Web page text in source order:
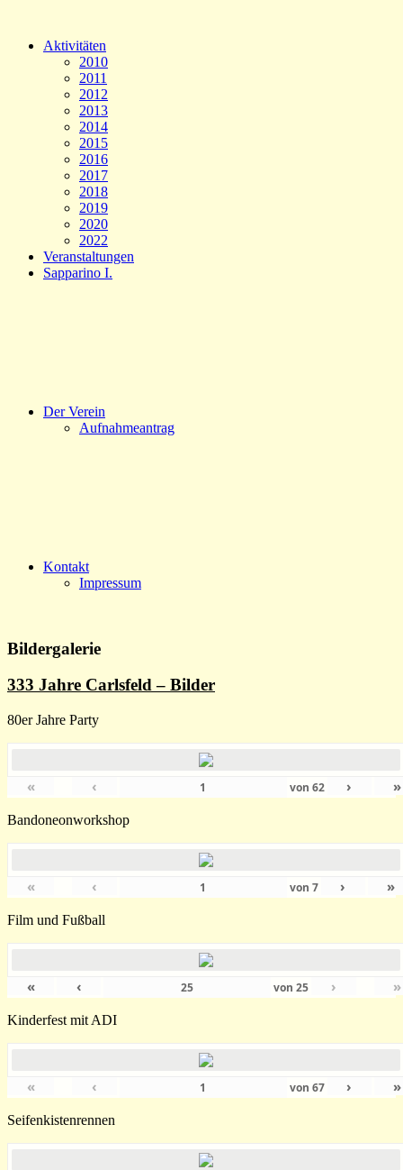
Aktivitäten
2010
2011
2012
2013
2014
2015
2016
2017
2018
2019
2020
2022
Veranstaltungen
Sapparino I.
Der Verein
Aufnahmeantrag
Kontakt
Impressum
Bildergalerie
333 Jahre Carlsfeld – Bilder
80er Jahre Party
« ‹ von 62 › »
Bandoneonworkshop
« ‹ von 7 › »
Film und Fußball
« ‹ von25 › »
Kinderfest mit ADI
« ‹ von 67 › »
Seifenkistenrennen